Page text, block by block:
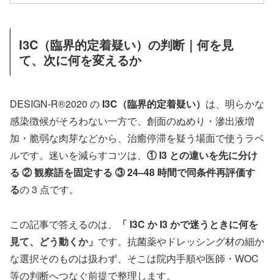
I3C（臨界的定着疑い）の判断｜何を見
て、次に何を変えるか
DESIGN-R®2020 の I3C（臨界的定着疑い） は、明らかな
感染徴候がそろわない一方で、創面のぬめり・滲出液増
加・脆弱な肉芽などから、治癒停滞を疑う場面で使うラベ
ルです。迷いを減らすコツは、 ① I3 との違いを先に分け
る ② 観察語を固定する ③ 24–48 時間で同条件再評価す
るの 3 点です。
この記事で答えるのは、
「 I3C か I3 かで迷うときに何を
見て、どう動くか」 です。抗菌薬やドレッシング材の細か
な選択そのものは扱わず、そこは院内手順や医師・WOC
等の判断へつなぐ前提で整理します。